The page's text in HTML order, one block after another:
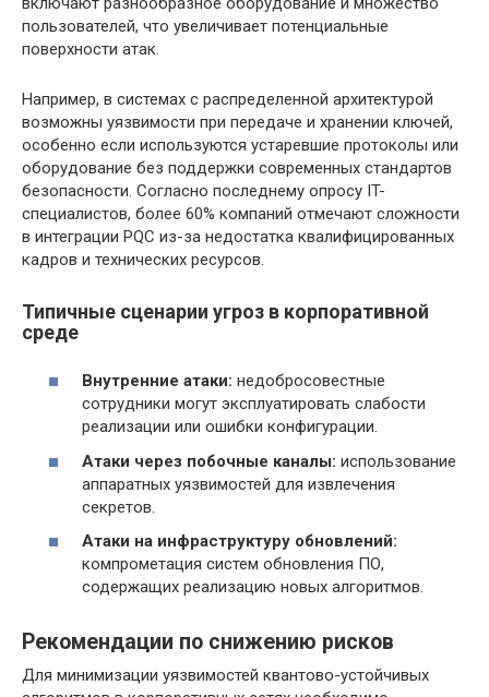
пользователей, что увеличивает потенциальные
поверхности атак.
Например, в системах с распределенной архитектурой
возможны уязвимости при передаче и хранении ключей,
особенно если используются устаревшие протоколы или
оборудование без поддержки современных стандартов
безопасности. Согласно последнему опросу IT-
специалистов, более 60% компаний отмечают сложности
в интеграции PQC из-за недостатка квалифицированных
кадров и технических ресурсов.
Типичные сценарии угроз в корпоративной
среде
Внутренние атаки: недобросовестные
сотрудники могут эксплуатировать слабости
реализации или ошибки конфигурации.
Атаки через побочные каналы: использование
аппаратных уязвимостей для извлечения
секретов.
Атаки на инфраструктуру обновлений:
компрометация систем обновления ПО,
содержащих реализацию новых алгоритмов.
Рекомендации по снижению рисков
Для минимизации уязвимостей квантово-устойчивых